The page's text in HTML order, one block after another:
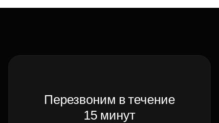
Перезвоним в течение
15 минут